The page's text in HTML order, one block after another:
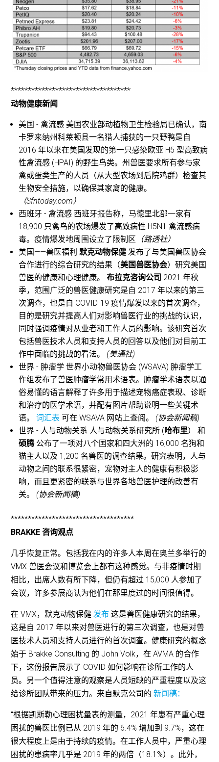
***********************************
动物健康新闻
美国 - 禽流感 美国农业部动植物卫生检验局已确认，南
卡罗来纳州科莱顿县一名猎人捕获的一只野鸭是自
2016 年以来在美国发现的第一只感染欧亚 H5 型高致病
性禽流感 (HPAI) 的野生鸟类。州兽医要求所有参与家
禽或蛋类生产的人员（从大型农场到后院鸡群）检查其
生物安全措施，以确保其家禽的健康。
（Sfntoday.com）
西班牙 - 禽流感 西班牙报告称，马德里北部一家有
18,900 只禽鸟的农场爆发了高致病性 H5N1 禽流感病
毒。疫情爆发地周围设立了限制区 （路透社）
美国——兽医福利 默克动物保健发布了与美国兽医协会
合作进行的综合研究的结果（美国兽医协会）研究美国
兽医的健康和心理健康。布拉克咨询公司 2021 年秋
季，范围广泛的兽医健康研究是自 2017 年以来的第三
次调查，也是自 COVID-19 疫情爆发以来的首次调查，
目的是研究并提高人们对影响兽医行业的挑战的认识，
同时强调疫情对从业者和工作人员的影响。该研究首次
包括兽医技术人员和支持人员的回答以及他们对目前工
作中面临的挑战的看法。 (美通社)
世界 - 肿瘤学 世界小动物兽医协会 (WSAVA) 肿瘤学工
作组发布了兽医肿瘤学常用术语表。肿瘤学术语表以通
俗易懂的语言解释了许多用于描述宠物癌症表现、诊断
和治疗的医学术语，并配有图片帮助说明一些关键术
语。词汇表 可在 WSAVA 网站上查阅。
(协会新闻稿)
世界 - 人与动物关系 人与动物关系研究所 (哈布里） 和
硕腾公布了一项对八个国家和四大洲的 16,000 名狗和
猫主人以及 1,200 名兽医的调查结果。研究表明，人与
动物之间的联系很紧密，宠物对主人的健康有积极影
响，而且更紧密的联系与世界各地兽医护理的改善有
关。
(协会新闻稿)
************************************
BRAKKE 咨询观点
几乎恢复正常。包括我在内的许多人本周在奥兰多举行的
VMX 兽医会议和博览会上都有这种感觉。与非疫情时期
相比，出席人数有所下降，但仍有超过 15,000 人参加了
会议，许多参展商认为他们在那里度过的时间很值得。
在 VMX，默克动物保健发布 这是兽医健康研究的结果，
这是自 2017 年以来对兽医进行的第三次调查，也是对兽
医技术人员和支持人员进行的首次调查。健康研究的概念
始于 Brakke Consulting 的 John Volk，在 AVMA 的合作
下，这份报告展示了 COVID 如何影响在诊所工作的人
员。另一个值得注意的观察是人员短缺的严重程度以及这
给诊所团队带来的压力。来自默克公司的新闻稿：
“根据凯斯勒心理困扰量表的测量，2021 年患有严重心理
困扰的兽医比例已从 2019 年的 6.4% 增加到 9.7%，这在
很大程度上是由于持续的疫情。在工作人员中，严重心理
困扰的患病率几乎是 2019 年的两倍（18.1%）。此外，